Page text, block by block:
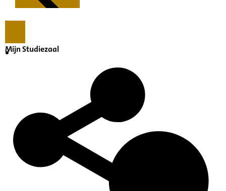
Mijn Studiezaal